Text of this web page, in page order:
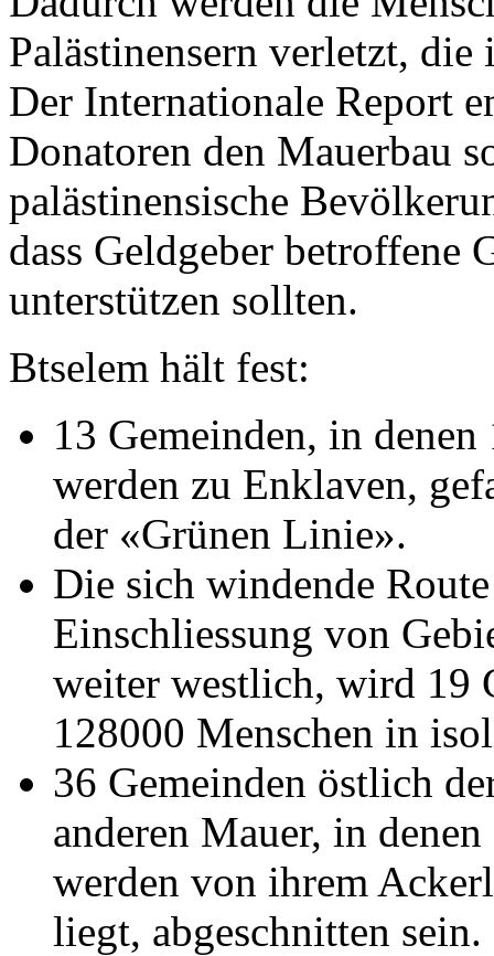
Palästinensern verletzt,
Der Internationale Report
Donatoren den Mauerbau
palästinensische
dass Geldgeber betroffene
unterstützen sollten.
Btselem hält fest:
13 Gemeinden, in
werden zu Enklaven,
der «Grünen Linie».
Die sich windende
Einschliessung von
weiter westlich, wird 19
128000 Menschen in
36 Gemeinden östlich
anderen Mauer, in
werden von ihrem
liegt, abgeschnitten sein.